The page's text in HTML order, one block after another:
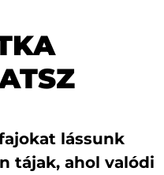
lássunk
tájak, ahol valódi